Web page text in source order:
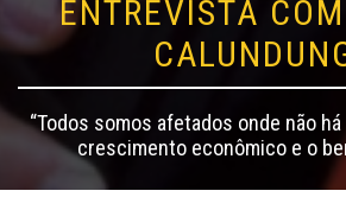
ENTREVISTA
“Todos somos afetados onde não
crescimento econômico e o